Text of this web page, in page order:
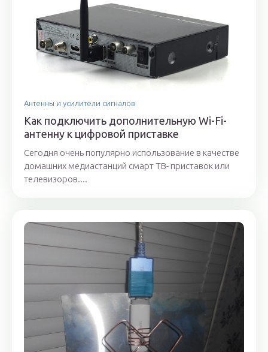
Антенны и усилители сигналов
Как подключить дополнительную Wi-Fi-
антенну к цифровой приставке
Сегодня очень популярно использование в качестве
домашних медиастанций смарт ТВ- приставок или
телевизоров....